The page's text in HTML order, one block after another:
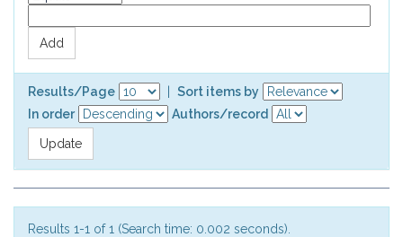
Results/Page
Sort items by
In order
Authors/record
Results 1-1 of 1 (Search time: 0.002 seconds).